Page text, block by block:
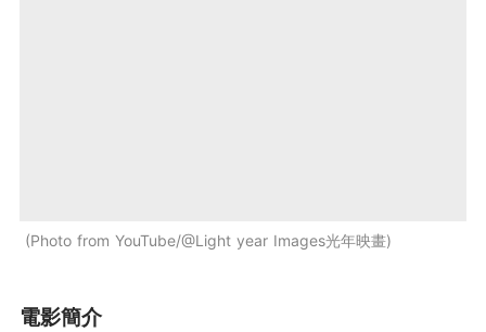
Photo from YouTube/@Light year Images光年映畫
電影簡介